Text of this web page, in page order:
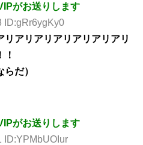
がお送りします
ID:gRr6ygKy0
アリアリアリアリアリアリ
だ）
がお送りします
ID:YPMbUOIur